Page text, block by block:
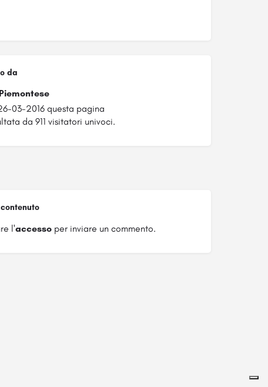
da
03-2016 questa pagina
da 911 visitatori univoci.
l'accessoper inviare un commento.